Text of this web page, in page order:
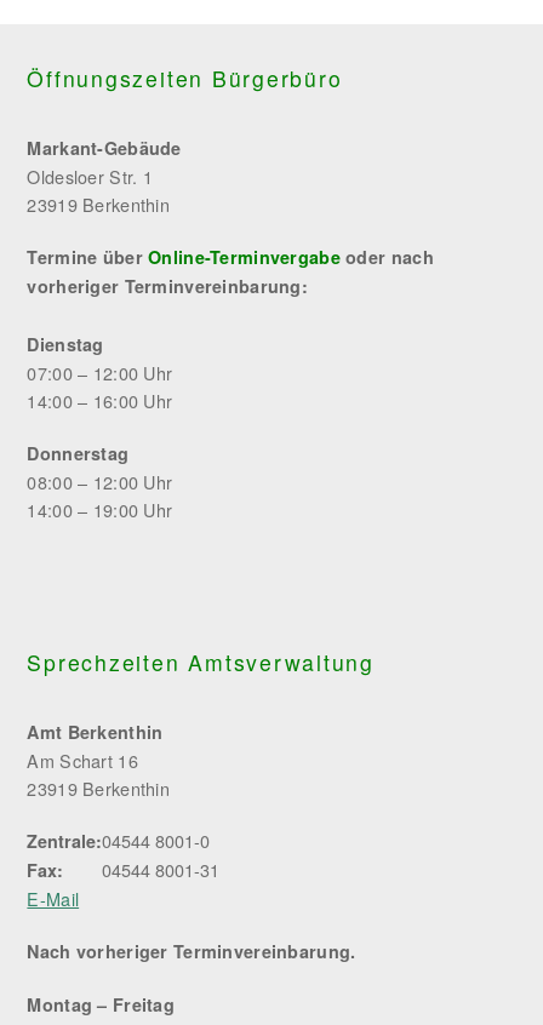
Öffnungszeiten Bürgerbüro
Markant-Gebäude
Oldesloer Str. 1
23919 Berkenthin
Termine überOnline-Terminvergabeoder nach
vorheriger Terminvereinbarung:
Dienstag
07:00 – 12:00 Uhr
14:00 – 16:00 Uhr
Donnerstag
08:00 – 12:00 Uhr
14:00 – 19:00 Uhr
Sprechzeiten Amtsverwaltung
Amt Berkenthin
Am Schart 16
23919 Berkenthin
Zentrale:04544 8001-0
Fax:
04544 8001-31
E-Mail
Nach vorheriger Terminvereinbarung.
Montag – Freitag